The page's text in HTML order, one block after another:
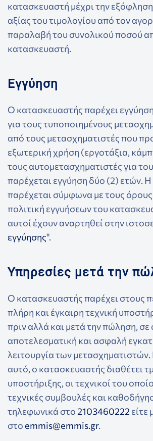
κατασκευαστή μέχρι την
αξίας του τιμολογίου από τον
παραλαβή του συνολικού ποσού
κατασκευαστή.
Εγγύηση
Ο κατασκευαστής παρέχει
για τους τυποποιημένους
από τους μετασχηματιστές που
εξωτερική χρήση (εργοτάξια,
τους αυτομετασχηματιστές για
παρέχεται εγγύηση δύο (2) ετών. Η
παρέχεται σύμφωνα με τους όρους
πολιτική εγγυήσεων του
αυτοί έχουν αναρτηθεί στην
εγγύησης".
Υπηρεσίες μετά την
Ο κατασκευαστής παρέχει στους
πλήρη και έγκαιρη τεχνική
πριν αλλά και μετά την πώληση, σε
αποτελεσματική και ασφαλή
λειτουργία των μετασχηματιστών.
αυτό, ο κατασκευαστής διαθέτει
υποστήριξης, οι τεχνικοί του
τεχνικές συμβουλές και
τηλεφωνικά στο 2103460222 είτε
στο emmis@emmis.gr.